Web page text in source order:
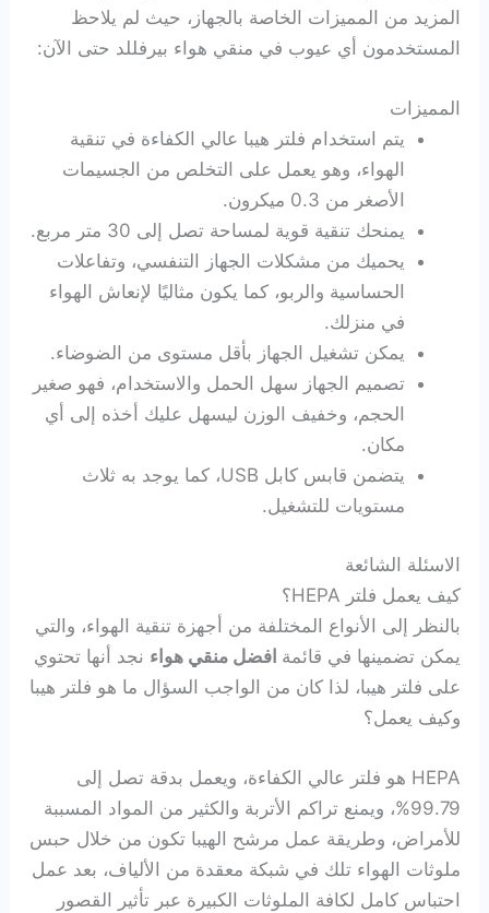
المزيد من المميزات الخاصة بالجهاز، حيث لم يلاحظ
المستخدمون أي عيوب في منقي هواء بيرفللد حتى الآن:
المميزات
يتم استخدام فلتر هيبا عالي الكفاءة في تنقية
الهواء، وهو يعمل على التخلص من الجسيمات
الأصغر من 0.3 ميكرون.
يمنحك تنقية قوية لمساحة تصل إلى 30 متر مربع.
يحميك من مشكلات الجهاز التنفسي، وتفاعلات
الحساسية والربو، كما يكون مثاليًا لإنعاش الهواء
في منزلك.
يمكن تشغيل الجهاز بأقل مستوى من الضوضاء.
تصميم الجهاز سهل الحمل والاستخدام، فهو صغير
الحجم، وخفيف الوزن ليسهل عليك أخذه إلى أي
مكان.
يتضمن قابس كابل USB، كما يوجد به ثلاث
مستويات للتشغيل.
الاسئلة الشائعة
كيف يعمل فلتر HEPA؟
بالنظر إلى الأنواع المختلفة من أجهزة تنقية الهواء، والتي
يمكن تضمينها في قائمة افضل منقي هواء نجد أنها تحتوي
على فلتر هيبا، لذا كان من الواجب السؤال ما هو فلتر هيبا
وكيف يعمل؟
HEPA هو فلتر عالي الكفاءة، ويعمل بدقة تصل إلى
99.79%، ويمنع تراكم الأتربة والكثير من المواد المسببة
للأمراض، وطريقة عمل مرشح الهيبا تكون من خلال حبس
ملوثات الهواء تلك في شبكة معقدة من الألياف، بعد عمل
احتباس كامل لكافة الملوثات الكبيرة عبر تأثير القصور